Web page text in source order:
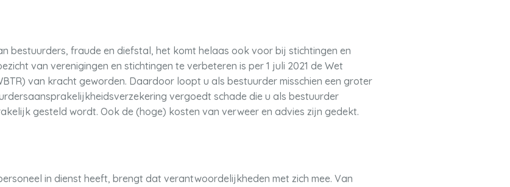
bestuurders, fraude en diefstal, het komt helaas ook voor bij stichtingen en
van verenigingen en stichtingen te verbeteren is per 1 juli 2021 de Wet
van kracht geworden. Daardoor loopt u als bestuurder misschien een groter
vergoedt schade die u als bestuurder
gesteld wordt. Ook de (hoge) kosten van verweer en advies zijn gedekt.
in dienst heeft, brengt dat verantwoordelijkheden met zich mee. Van